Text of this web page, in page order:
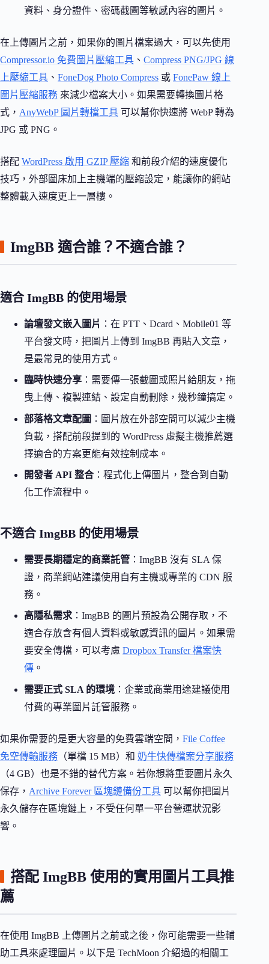
資料、身分證件、密碼截圖等敏感內容的圖片。
在上傳圖片之前，如果你的圖片檔案過大，可以先使用
Compressor.io 免費圖片壓縮工具 、 Compress PNG/JPG 線
上壓縮工具 、 FoneDog Photo Compress 或 FonePaw 線上
圖片壓縮服務 來減少檔案大小。如果需要轉換圖片格
式， AnyWebP 圖片轉檔工具 可以幫你快速將 WebP 轉為
JPG 或 PNG。
搭配 WordPress 啟用 GZIP 壓縮 和前段介紹的速度優化
技巧，外部圖床加上主機端的壓縮設定，能讓你的網站
整體載入速度更上一層樓。
ImgBB 適合誰？不適合誰？
適合 ImgBB 的使用場景
論壇發文嵌入圖片 ：在 PTT、Dcard、Mobile01 等
平台發文時，把圖片上傳到 ImgBB 再貼入文章，
是最常見的使用方式。
臨時快速分享 ：需要傳一張截圖或照片給朋友，拖
曳上傳、複製連結、設定自動刪除，幾秒鐘搞定。
部落格文章配圖 ：圖片放在外部空間可以減少主機
負載，搭配前段提到的 WordPress 虛擬主機推薦選
擇適合的方案更能有效控制成本。
開發者 API 整合 ：程式化上傳圖片，整合到自動
化工作流程中。
不適合 ImgBB 的使用場景
需要長期穩定的商業託管 ：ImgBB 沒有 SLA 保
證，商業網站建議使用自有主機或專業的 CDN 服
務。
高隱私需求 ：ImgBB 的圖片預設為公開存取，不
適合存放含有個人資料或敏感資訊的圖片。如果需
要安全傳檔，可以考慮 Dropbox Transfer 檔案快
傳 。
需要正式 SLA 的環境 ：企業或商業用途建議使用
付費的專業圖片託管服務。
如果你需要的是更大容量的免費雲端空間， File Coffee
免空傳輸服務 （單檔 15 MB）和 奶牛快傳檔案分享服務
（4 GB）也是不錯的替代方案。若你想將重要圖片永久
保存， Archive Forever 區塊鏈備份工具 可以幫你把圖片
永久儲存在區塊鏈上，不受任何單一平台營運狀況影
響。
搭配 ImgBB 使用的實用圖片工具推
薦
在使用 ImgBB 上傳圖片之前或之後，你可能需要一些輔
助工具來處理圖片。以下是 TechMoon 介紹過的相關工